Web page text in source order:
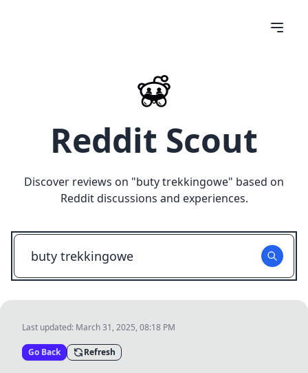
Reddit Scout
Discover reviews on "buty trekkingowe" based on
Reddit discussions and experiences.
Last updated: March 31, 2025, 08:18 PM
Go Back Refresh